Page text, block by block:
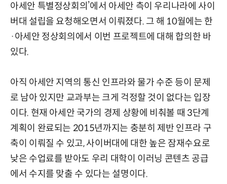
아세안 특별정상회의’에서 아세안 측이 우리나라에 사이
버대 설립을 요청해오면서 이뤄졌다. 그 해 10월에는 한
·아세안 정상회의에서 이번 프로젝트에 대해 합의한 바
있다.
아직 아세안 지역의 통신 인프라와 물가 수준 등이 문제
로 남아 있지만 교과부는 크게 걱정할 것이 없다는 입장
이다. 현재 아세안 국가의 경제 상황에 비춰볼 때 3단계
계획이 완료되는 2015년까지는 충분히 제반 인프라 구
축이 이뤄질 수 있고, 사이버대에 대한 높은 잠재수요로
낮은 수업료를 받아도 우리 대학이 이러닝 콘텐츠 공급
에서 수지를 맞출 수 있다는 설명이다.